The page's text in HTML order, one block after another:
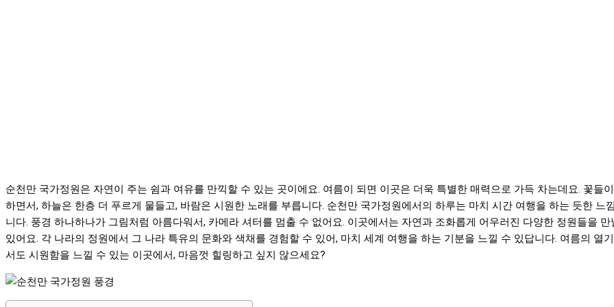
순천만 국가정원은 자연이 주는 쉼과 여유를 만끽할 수 있는 곳이에요. 여름이 되면 이곳은 더욱 특별한 매력으로 가득 차는데요. 꽃들
하면서, 하늘은 한층 더 푸르게 물들고, 바람은 시원한 노래를 부릅니다. 순천만 국가정원에서의 하루는 마치 시간 여행을 하는 듯한 느
니다. 풍경 하나하나가 그림처럼 아름다워서, 카메라 셔터를 멈출 수 없어요. 이곳에서는 자연과 조화롭게 어우러진 다양한 정원들을 만
있어요. 각 나라의 정원에서 그 나라 특유의 문화와 색채를 경험할 수 있어, 마치 세계 여행을 하는 기분을 느낄 수 있답니다. 여름의 열
서도 시원함을 느낄 수 있는 이곳에서, 마음껏 힐링하고 싶지 않으세요?